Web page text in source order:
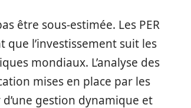
être sous-estimée. Les PER
l’investissement suit les
mondiaux. L’analyse des
mises en place par les
gestion dynamique et